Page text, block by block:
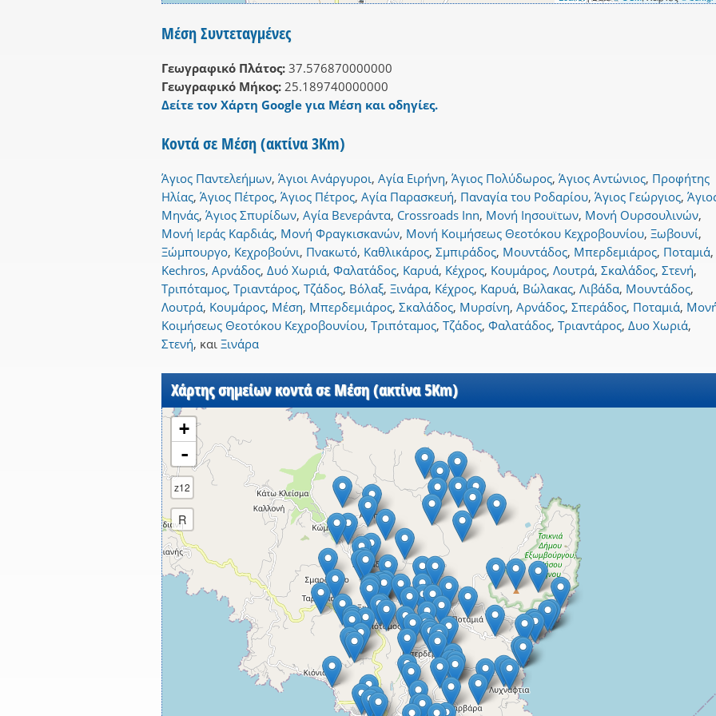
Μέση Συντεταγμένες
Γεωγραφικό Πλάτος: 37.576870000000
Γεωγραφικό Μήκος: 25.189740000000
Δείτε τον Χάρτη Google για Μέση και οδηγίες.
Κοντά σε Μέση (ακτίνα 3Km)
Άγιος Παντελεήμων, Άγιοι Ανάργυροι, Αγία Ειρήνη, Άγιος Πολύδωρος, Άγιος Αντώνιος, Προφήτης
Ηλίας, Άγιος Πέτρος, Άγιος Πέτρος, Αγία Παρασκευή, Παναγία του Ροδαρίου, Άγιος Γεώργιος,
Μηνάς, Άγιος Σπυρίδων, Αγία Βενεράντα, Crossroads Inn, Μονή Ιησουϊτων, Μονή Ουρσουλινών,
Μονή Ιεράς Καρδιάς, Μονή Φραγκισκανών, Μονή Κοιμήσεως Θεοτόκου Κεχροβουνίου, Ξωβουνί,
Ξώμπουργο, Κεχροβούνι, Πνακωτό, Καθλικάρος, Σμπιράδος, Μουντάδος, Μπερδεμιάρος, Ποταμιά,
Kechros, Αρνάδος, Δυό Χωριά, Φαλατάδος, Καρυά, Κέχρος, Κουμάρος, Λουτρά, Σκαλάδος, Στενή,
Τριπόταμος, Τριαντάρος, Τζάδος, Βόλαξ, Ξινάρα, Κέχρος, Καρυά, Βώλακας, Λιβάδα, Μουντάδος,
Λουτρά, Κουμάρος, Μέση, Μπερδεμιάρος, Σκαλάδος, Μυρσίνη, Αρνάδος, Σπεράδος, Ποταμιά,
Κοιμήσεως Θεοτόκου Κεχροβουνίου, Τριπόταμος, Τζάδος, Φαλατάδος, Τριαντάρος, Δυο Χωριά,
Στενή, και Ξινάρα
Χάρτης σημείων κοντά σε Μέση (ακτίνα 5Km)
+
-
z12
R